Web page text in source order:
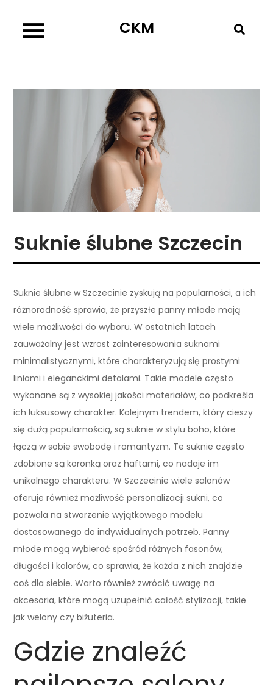
content
CKM
Suknie ślubne Szczecin
Suknie ślubne w Szczecinie zyskują na popularności, a ich
różnorodność sprawia, że przyszłe panny młode mają
wiele możliwości do wyboru. W ostatnich latach
zauważalny jest wzrost zainteresowania suknami
minimalistycznymi, które charakteryzują się prostymi
liniami i eleganckimi detalami. Takie modele często
wykonane są z wysokiej jakości materiałów, co podkreśla
ich luksusowy charakter. Kolejnym trendem, który cieszy
się dużą popularnością, są suknie w stylu boho, które
łączą w sobie swobodę i romantyzm. Te suknie często
zdobione są koronką oraz haftami, co nadaje im
unikalnego charakteru. W Szczecinie wiele salonów
oferuje również możliwość personalizacji sukni, co
pozwala na stworzenie wyjątkowego modelu
dostosowanego do indywidualnych potrzeb. Panny
młode mogą wybierać spośród różnych fasonów,
długości i kolorów, co sprawia, że każda z nich znajdzie
coś dla siebie. Warto również zwrócić uwagę na
akcesoria, które mogą uzupełnić całość stylizacji, takie
jak welony czy biżuteria.
Gdzie znaleźć